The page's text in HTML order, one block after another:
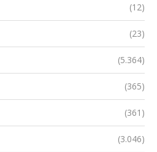
(12)
(23)
(5.364)
(365)
(361)
(3.046)